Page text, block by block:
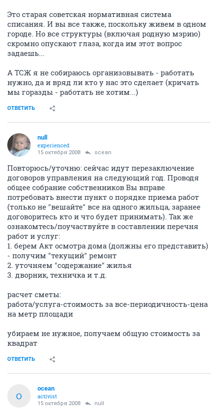
Это старая советская нормативная система
списания. И вы все также, поскольку живем в одном
городе. Но все структуры (включая родную мэрию)
скромно опускают глаза, когда им этот вопрос
задаешь...
А ТСЖ я не собираюсь организовывать - работать
нужно, да и вряд ли кто у нас это сделает (кричать
мы горазды - работать не хотим...)
ОТВЕТИТЬ
null
experienced
15 октября 2008 ocean
Повторюсь/уточню: сейчас идут перезаключение
договоров управления на следующий год. Проводя
общее собрание собственников Вы вправе
потребовать внести пункт о порядке приема работ
(только не "вешайте" все на одного жильца, заранее
договоритесь кто и что будет принимать). Так же
ознакомтесь/поучаствуйте в составлении перечня
работ и услуг:
1. берем Акт осмотра дома (должны его представить)
- получим "текущий" ремонт
2. уточняем "содержание" жилья
3. дворник, техничка и т.д.
расчет сметы:
работа/услуга-стоимость за все-периодичность-цена
на метр площади
убираем не нужное, получаем общую стоимость за
квадрат
ОТВЕТИТЬ
O
ocean
activist
15 октября 2008 null